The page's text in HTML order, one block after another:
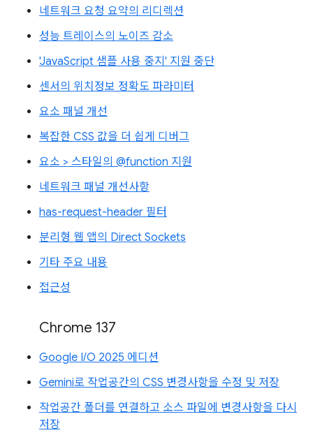
네트워크 요청 요약의 리디렉션
성능 트레이스의 노이즈 감소
'JavaScript 샘플 사용 중지' 지원 중단
센서의 위치정보 정확도 파라미터
요소 패널 개선
복잡한 CSS 값을 더 쉽게 디버그
요소 > 스타일의 @function 지원
네트워크 패널 개선사항
has-request-header 필터
분리형 웹 앱의 Direct Sockets
기타 주요 내용
접근성
Chrome 137
Google I/O 2025 에디션
Gemini로 작업공간의 CSS 변경사항을 수정 및 저장
작업공간 폴더를 연결하고 소스 파일에 변경사항을 다시
저장